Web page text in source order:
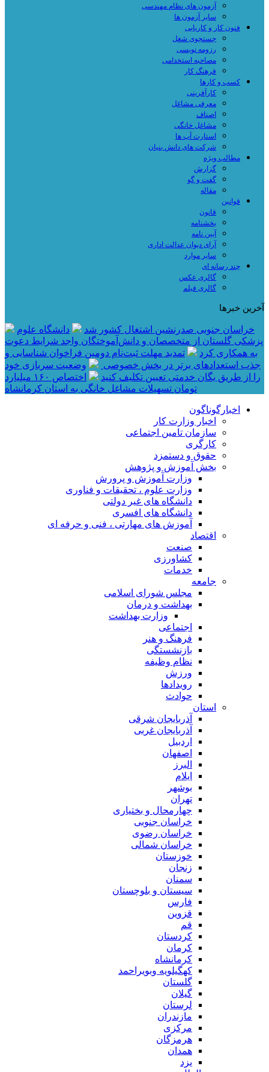
آزمون های نظام مهندسی
سایر آزمون ها
فنون کار و کاریابی
جستجوی شغل
رزومه نویسی
مصاحبه استخدامی
فرهنگ کار
کسب و کارها
کارآفرینی
معرفی مشاغل
اصناف
مشاغل خانگی
استارت آپ ها
شرکت های دانش بنیان
مطالب ویژه
گزارش
گفت و گو
مقاله
قوانین
قانون
بخشنامه
آیین نامه
آرای دیوان عدالت اداری
سایر موارد
چند رسانه ای
گالری عکس
گالری فیلم
آخرین خبرها
خراسان جنوبی صدرنشین اشتغال کشور شد
دانشگاه علوم
پزشکی گلستان از متخصصان و دانش‌آموختگان واجد شرایط دعوت
به همکاری کرد
تمدید مهلت ثبت‌نام دومین فراخوان شناسایی و
جذب استعدادهای برتر در بخش خصوصی
وضعیت سربازی خود
را از طریق یگان خدمتی تعیین تکلیف کنید
اختصاص ۱۶۰ میلیارد
تومان تسهیلات مشاغل خانگی به استان کرمانشاه
اخبارگوناگون
اخبار وزارت کار
سازمان تامین اجتماعی
کارگری
حقوق و دستمزد
بخش آموزش و پژوهش
وزارت آموزش و پرورش
وزارت علوم ، تحقیقات و فناوری
دانشگاه های غیر دولتی
دانشگاه های افسری
آموزش های مهارتی ، فنی و حرفه ای
اقتصاد
صنعت
کشاورزی
خدمات
جامعه
مجلس شورای اسلامی
بهداشت و درمان
وزارت بهداشت
اجتماعی
فرهنگ و هنر
بازنشستگی
نظام وظیفه
ورزش
رویدادها
حوادث
استان
آذربایجان شرقی
آذربایجان غربی
اردبیل
اصفهان
البرز
ایلام
بوشهر
تهران
چهارمحال و بختیاری
خراسان جنوبی
خراسان رضوی
خراسان شمالی
خوزستان
زنجان
سمنان
سیستان و بلوچستان
فارس
قزوین
قم
کردستان
کرمان
کرمانشاه
کهگیلویه وبویراحمد
گلستان
گیلان
لرستان
مازندران
مرکزی
هرمزگان
همدان
یزد